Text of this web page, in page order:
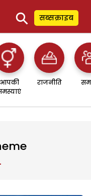
⚲ सब्सक्राइब
आपकी
राजनीति